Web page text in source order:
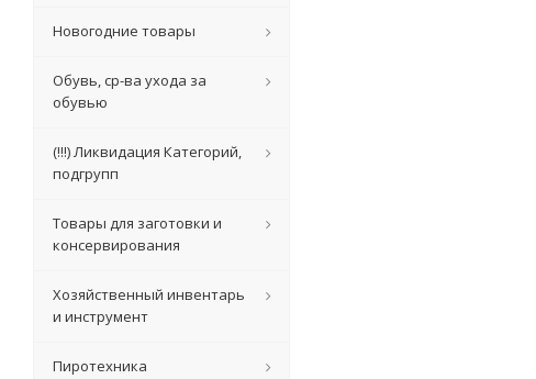
Новогодние товары
Обувь, ср-ва ухода за
обувью
(!!!) Ликвидация Категорий,
подгрупп
Товары для заготовки и
консервирования
Хозяйственный инвентарь
и инструмент
Пиротехника